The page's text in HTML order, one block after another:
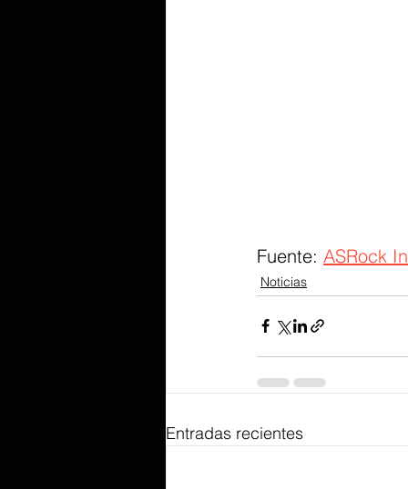
Fuente: ASRock
Noticias
Entradas recientes